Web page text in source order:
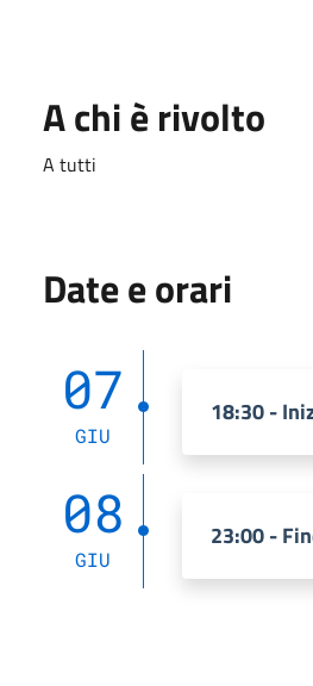
A chi è rivolto
A tutti
Date e orari
07
GIU
18:30 -
08
GIU
23:00 -